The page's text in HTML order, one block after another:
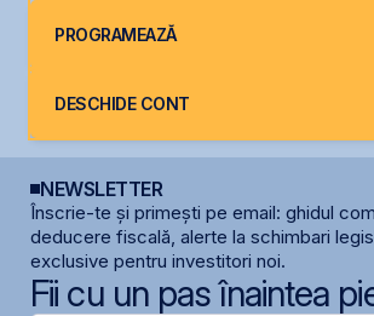
PROGRAMEAZĂ
DESCHIDE CONT
NEWSLETTER
Înscrie-te și primești pe email: ghidul
deducere fiscală, alerte la schimbari
exclusive pentru investitori noi.
Fii cu un pas înaintea